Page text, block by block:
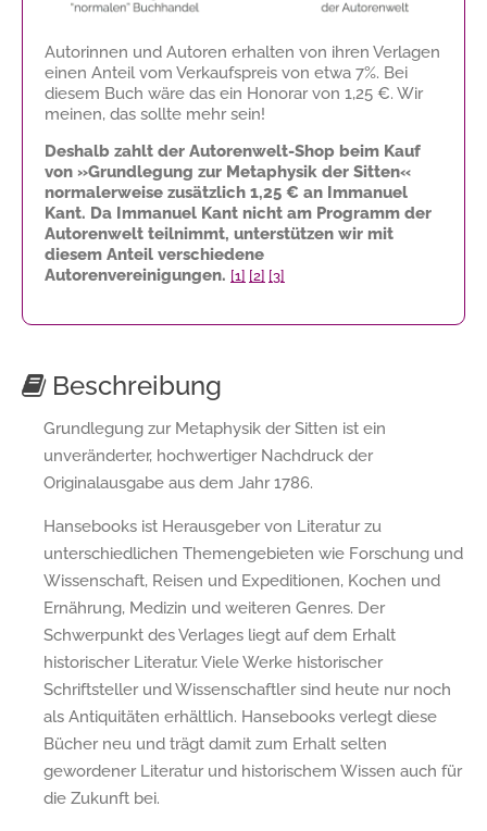
Autorinnen und Autoren erhalten von ihren Verlagen
einen Anteil vom Verkaufspreis von etwa 7%. Bei
diesem Buch wäre das ein Honorar von 1,25 €. Wir
meinen, das sollte mehr sein!
Deshalb zahlt der Autorenwelt-Shop beim Kauf
von »Grundlegung zur Metaphysik der Sitten«
normalerweise zusätzlich 1,25 € an Immanuel
Kant. Da Immanuel Kant nicht am Programm der
Autorenwelt teilnimmt, unterstützen wir mit
diesem Anteil verschiedene
Autorenvereinigungen. [1] [2] [3]
Beschreibung
Grundlegung zur Metaphysik der Sitten ist ein
unveränderter, hochwertiger Nachdruck der
Originalausgabe aus dem Jahr 1786.
Hansebooks ist Herausgeber von Literatur zu
unterschiedlichen Themengebieten wie Forschung und
Wissenschaft, Reisen und Expeditionen, Kochen und
Ernährung, Medizin und weiteren Genres. Der
Schwerpunkt des Verlages liegt auf dem Erhalt
historischer Literatur. Viele Werke historischer
Schriftsteller und Wissenschaftler sind heute nur noch
als Antiquitäten erhältlich. Hansebooks verlegt diese
Bücher neu und trägt damit zum Erhalt selten
gewordener Literatur und historischem Wissen auch für
die Zukunft bei.